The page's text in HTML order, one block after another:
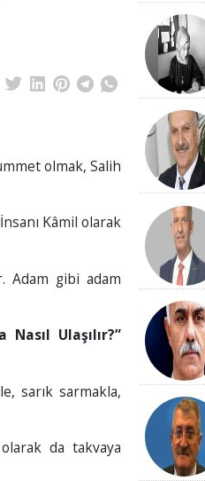
olmak, Salih
Kâmil olarak
Adam gibi adam
Ulaşılır?”
sarık sarmakla,
da takvaya